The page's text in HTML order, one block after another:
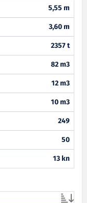
5,55 m
3,60 m
2357 t
82 m3
12 m3
10 m3
249
50
13 kn